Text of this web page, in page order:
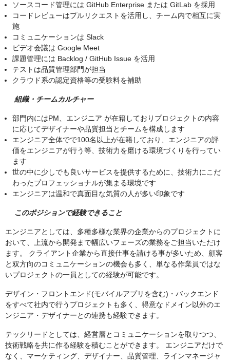
ソースコード管理には GitHub Enterprise または GitLab を採用
コードレビューはプルリクエストを活用し、チーム内で相互に実
施
コミュニケーションは Slack
ビデオ会議は Google Meet
課題管理には Backlog / GitHub Issue を活用
テストは品質管理部門が担当
クラウド系の認定資格等の受験料を補助
組織・チームカルチャー
部門内にはPM、エンジニア が在籍しておりプロジェクトの内容
に応じてデザイナーや品質担当とチームを構成します
エンジニア全体でで100名以上が在籍しており、エンジニアの評
価をエンジニアが行う等、技術力を磨ける環境づくりを行ってい
ます
世の中に少しでも良いサービスを提供するために、技術力にこだ
わったプロフェッショナルが集まる環境です
エンジニアは温和で真面目な気質の人が多い印象です
このポジションで経験できること
エンジニアとしては、多種多様な業界の企業からのプロジェクトに
おいて、上流から開発まで幅広いフェーズの業務をご担当いただけ
ます。 クライアント企業から直接仕事を請ける事が多いため、顧客
と双方向のコミュニケーションの機会も多く、単なる作業員ではな
いプロジェクトの一員としての経験が可能です。
デザイン・フロントエンド(モバイルアプリを含む)・バックエンド
をすべて社内で行うプロジェクトも多く、得意なドメイン以外のエ
ンジニア・デザイナーとの連携も経験できます。
テックリードとしては、経営層とコミュニケーションを取りつつ、
技術戦略を共に作る経験を積むことができます。 エンジニアだけで
なく、マーケティング、デザイナー、品質管理、ラインマネージャ